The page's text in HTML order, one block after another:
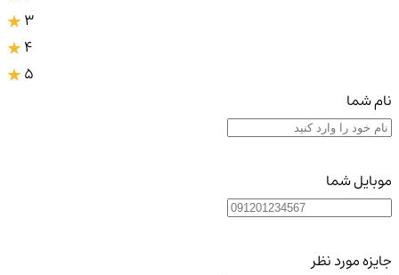
3
4
5
نام شما
موبایل شما
جایزه مورد نظر